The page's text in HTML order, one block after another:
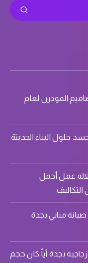
المودرن لعام
حلول البناء الحديثة
عمل أجمل
مباني بجدة
بجدة أياً كان حجم